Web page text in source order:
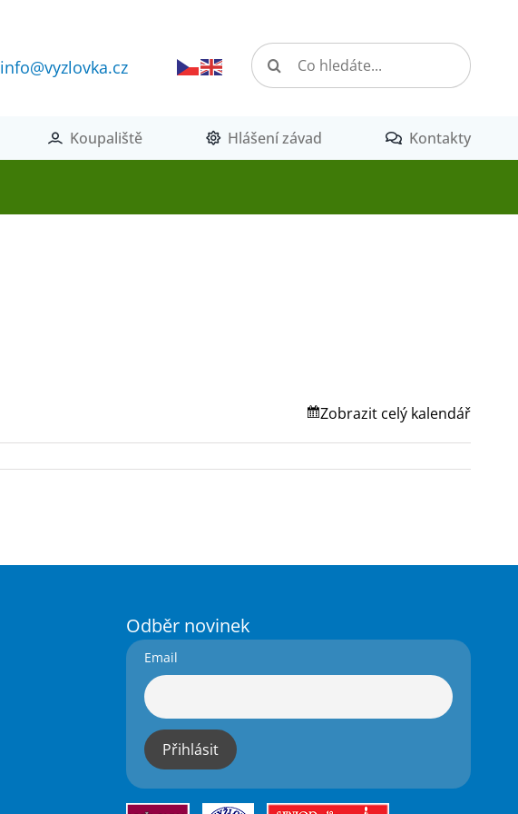
info@vyzlovka.cz
Hledat:
Koupaliště Hlášení závad Kontakty
Zobrazit celý kalendář
Odběr novinek
Email